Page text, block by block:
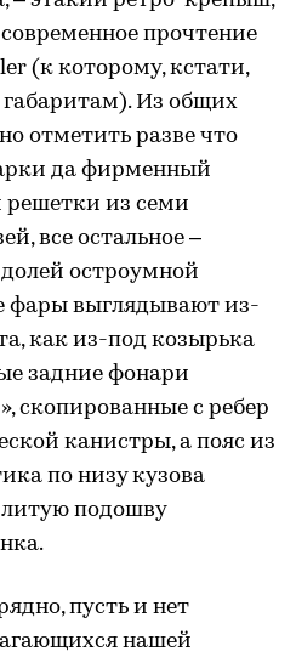
прочтение
(к которому, кстати,
габаритам). Из общих
отметить разве что
да фирменный
решетки из семи
все остальное –
остроумной
фары выглядывают из-
как из-под козырька
задние фонари
скопированные с ребер
канистры, а пояс из
по низу кузова
подошву
пусть и нет
нашей